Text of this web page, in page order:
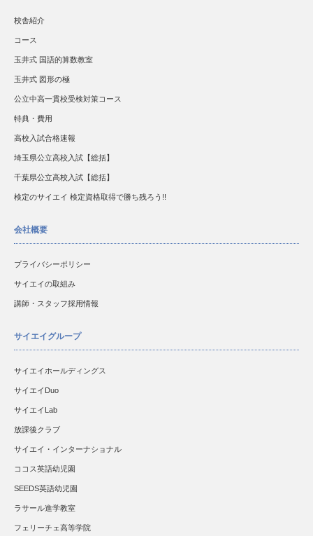
校舎紹介
コース
玉井式 国語的算数教室
玉井式 図形の極
公立中高一貫校受検対策コース
特典・費用
高校入試合格速報
埼玉県公立高校入試【総括】
千葉県公立高校入試【総括】
検定のサイエイ 検定資格取得で勝ち残ろう!!
会社概要
プライバシーポリシー
サイエイの取組み
講師・スタッフ採用情報
サイエイグループ
サイエイホールディングス
サイエイDuo
サイエイLab
放課後クラブ
サイエイ・インターナショナル
ココス英語幼児園
SEEDS英語幼児園
ラサール進学教室
フェリーチェ高等学院